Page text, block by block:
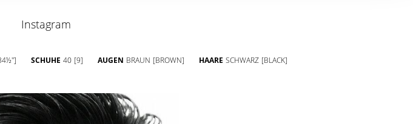
Instagram
SCHUHE 40 [9] AUGEN BRAUN [BROWN] HAARE SCHWARZ [BLACK]